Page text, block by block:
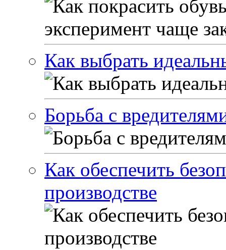
Как выбрать
Борьба с
Как обеспечить
производстве